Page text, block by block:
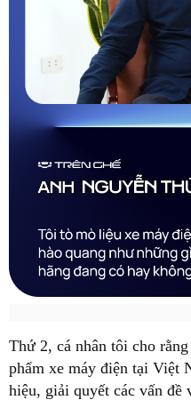
Thứ 2, cá nhân tôi cho
phẩm xe máy điện tại Việt
hiệu, giải quyết các vấn đề